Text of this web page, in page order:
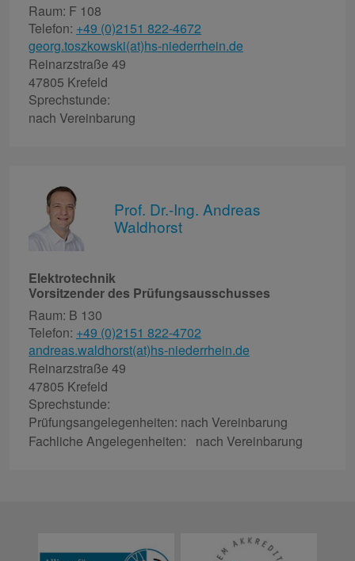
Raum: F 108
Telefon: +49 (0)2151 822-4672
georg.toszkowski(at)hs-niederrhein.de
Reinarzstraße 49
47805 Krefeld
Sprechstunde:
nach Vereinbarung
Prof. Dr.-Ing. Andreas
Waldhorst
Elektrotechnik
Vorsitzender des Prüfungsausschusses
Raum: B 130
Telefon: +49 (0)2151 822-4702
andreas.waldhorst(at)hs-niederrhein.de
Reinarzstraße 49
47805 Krefeld
Sprechstunde:
Prüfungsangelegenheiten: nach Vereinbarung
Fachliche Angelegenheiten: nach Vereinbarung